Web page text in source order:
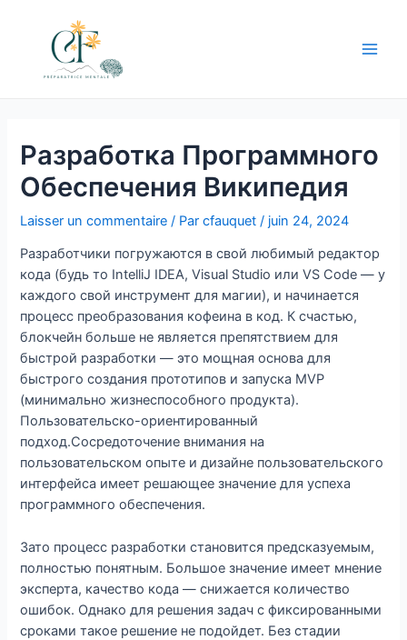
Разработка Программного
Обеспечения Википедия
Laisser un commentaire / Parcfauquet/ juin 24, 2024
Разработчики погружаются в свой любимый редактор
кода (будь то IntelliJ IDEA, Visual Studio или VS Code — у
каждого свой инструмент для магии), и начинается
процесс преобразования кофеина в код. К счастью,
блокчейн больше не является препятствием для
быстрой разработки — это мощная основа для
быстрого создания прототипов и запуска MVP
(минимально жизнеспособного продукта).
Пользовательско-ориентированный
подход.Сосредоточение внимания на
пользовательском опыте и дизайне пользовательского
интерфейса имеет решающее значение для успеха
программного обеспечения.
Зато процесс разработки становится предсказуемым,
полностью понятным. Большое значение имеет мнение
эксперта, качество кода — снижается количество
ошибок. Однако для решения задач с фиксированными
сроками такое решение не подойдет. Без стадии